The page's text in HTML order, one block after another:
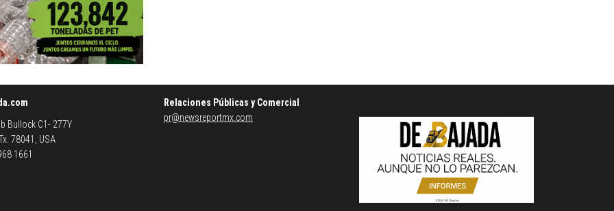
Bullock C1- 277Y
78041, USA
1661
Relaciones Públicas y Comercial
pr@newsreportmx.com